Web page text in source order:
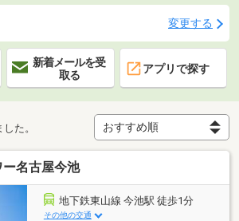
変更する
新着メールを受
取る
アプリで探す
た。
名古屋今池
地下鉄東山線 今池駅 徒歩1分
その他の交通